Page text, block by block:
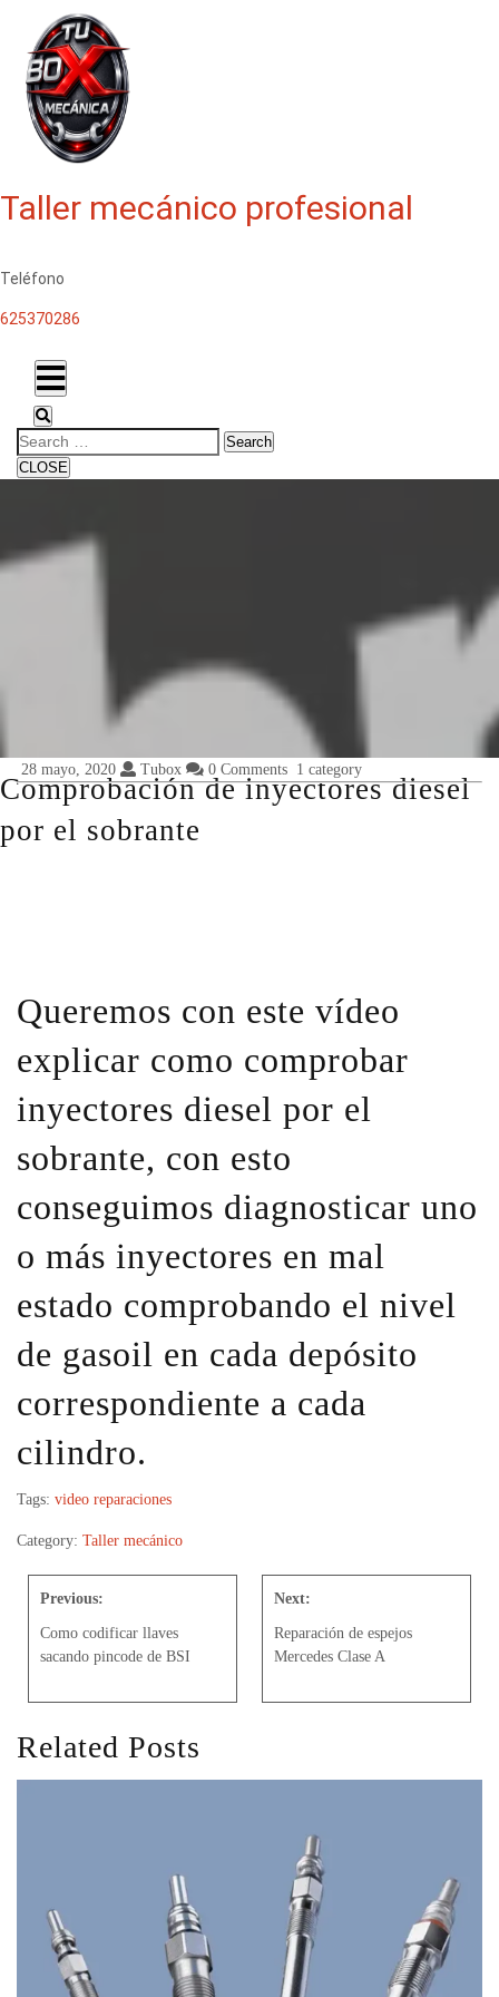
Taller mecánico profesional
Teléfono
625370286
Search
CLOSE
Comprobación de inyectores diesel
por el sobrante
28 mayo, 2020 Tubox 0 Comments 1 category
Queremos con este vídeo
explicar como comprobar
inyectores diesel por el
sobrante, con esto
conseguimos diagnosticar uno
o más inyectores en mal
estado comprobando el nivel
de gasoil en cada depósito
correspondiente a cada
cilindro.
Tags: video reparaciones
Category: Taller mecánico
Previous:
Como codificar llaves
sacando pincode de BSI
Next:
Reparación de espejos
Mercedes Clase A
Related Posts